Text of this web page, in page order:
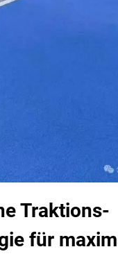
Traktions-
für